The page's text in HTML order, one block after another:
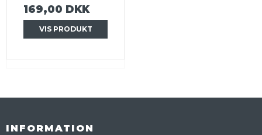
169,00 DKK
VIS PRODUKT
INFORMATION